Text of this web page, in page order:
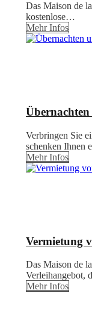
Das Maison de
kostenlose…
Mehr Infos
Verbringen Sie
schenken Ihnen
Mehr Infos
Vermietung
Das Maison de
Verleihangebot,
Mehr Infos